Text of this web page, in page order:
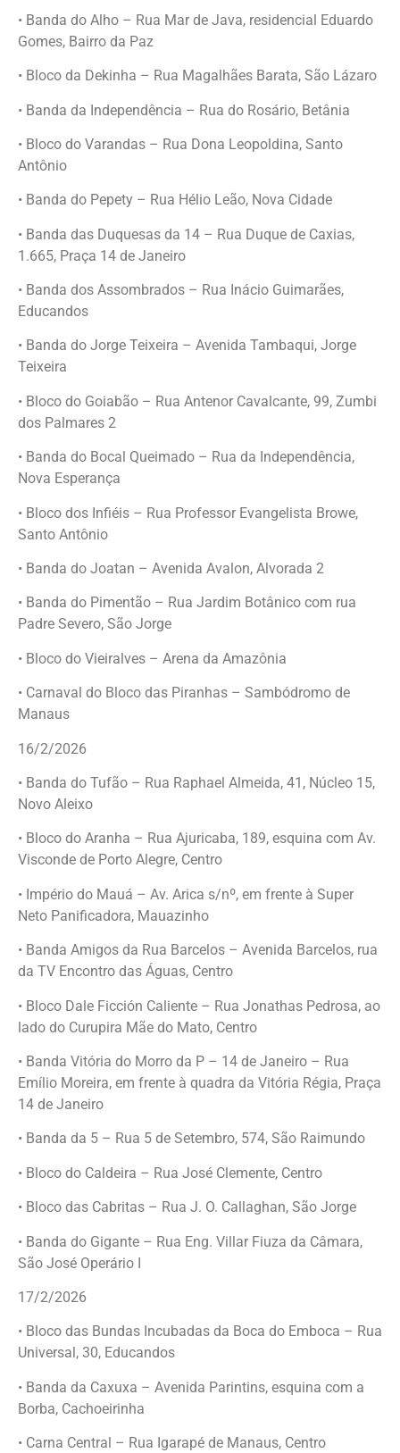
• Banda do Alho – Rua Mar de Java, residencial Eduardo
Gomes, Bairro da Paz
• Bloco da Dekinha – Rua Magalhães Barata, São Lázaro
• Banda da Independência – Rua do Rosário, Betânia
• Bloco do Varandas – Rua Dona Leopoldina, Santo
Antônio
• Banda do Pepety – Rua Hélio Leão, Nova Cidade
• Banda das Duquesas da 14 – Rua Duque de Caxias,
1.665, Praça 14 de Janeiro
• Banda dos Assombrados – Rua Inácio Guimarães,
Educandos
• Banda do Jorge Teixeira – Avenida Tambaqui, Jorge
Teixeira
• Bloco do Goiabão – Rua Antenor Cavalcante, 99, Zumbi
dos Palmares 2
• Banda do Bocal Queimado – Rua da Independência,
Nova Esperança
• Bloco dos Infiéis – Rua Professor Evangelista Browe,
Santo Antônio
• Banda do Joatan – Avenida Avalon, Alvorada 2
• Banda do Pimentão – Rua Jardim Botânico com rua
Padre Severo, São Jorge
• Bloco do Vieiralves – Arena da Amazônia
• Carnaval do Bloco das Piranhas – Sambódromo de
Manaus
16/2/2026
• Banda do Tufão – Rua Raphael Almeida, 41, Núcleo 15,
Novo Aleixo
• Bloco do Aranha – Rua Ajuricaba, 189, esquina com Av.
Visconde de Porto Alegre, Centro
• Império do Mauá – Av. Arica s/nº, em frente à Super
Neto Panificadora, Mauazinho
• Banda Amigos da Rua Barcelos – Avenida Barcelos, rua
da TV Encontro das Águas, Centro
• Bloco Dale Ficción Caliente – Rua Jonathas Pedrosa, ao
lado do Curupira Mãe do Mato, Centro
• Banda Vitória do Morro da P – 14 de Janeiro – Rua
Emílio Moreira, em frente à quadra da Vitória Régia, Praça
14 de Janeiro
• Banda da 5 – Rua 5 de Setembro, 574, São Raimundo
• Bloco do Caldeira – Rua José Clemente, Centro
• Bloco das Cabritas – Rua J. O. Callaghan, São Jorge
• Banda do Gigante – Rua Eng. Villar Fiuza da Câmara,
São José Operário I
17/2/2026
• Bloco das Bundas Incubadas da Boca do Emboca – Rua
Universal, 30, Educandos
• Banda da Caxuxa – Avenida Parintins, esquina com a
Borba, Cachoeirinha
• Carna Central – Rua Igarapé de Manaus, Centro